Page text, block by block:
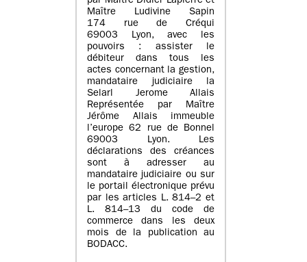
Maître Ludivine Sapin
174 rue de Créqui
69003 Lyon, avec les
pouvoirs : assister le
débiteur dans tous les
actes concernant la gestion,
mandataire judiciaire la
Selarl Jerome Allais
Représentée par Maître
Jérôme Allais immeuble
l’europe 62 rue de Bonnel
69003 Lyon. Les
déclarations des créances
sont à adresser au
mandataire judiciaire ou sur
le portail électronique prévu
par les articles L. 814–2 et
L. 814–13 du code de
commerce dans les deux
mois de la publication au
BODACC.